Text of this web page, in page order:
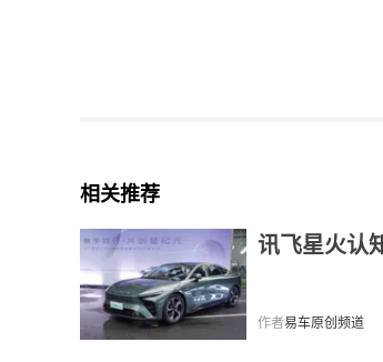
相关推荐
讯飞星火认
作者易车原创频道